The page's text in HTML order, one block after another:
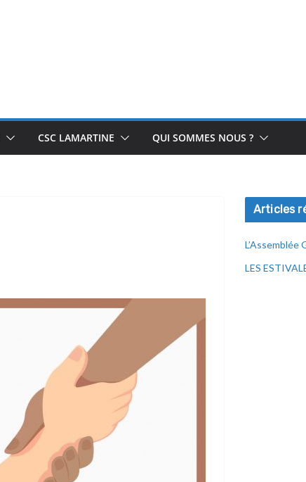
CSC LAMARTINE QUI SOMMES NOUS ?
Articles
L’Assemblée
LES